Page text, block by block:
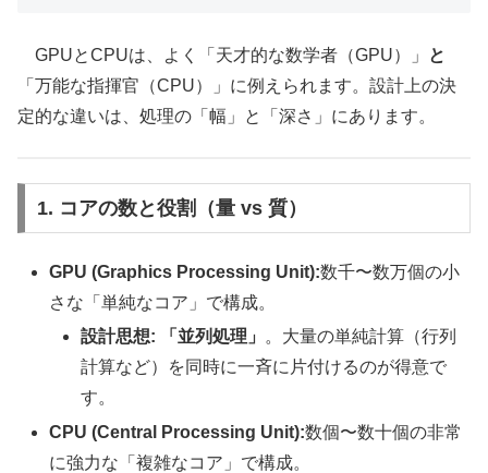
GPUとCPUは、よく「天才的な数学者（GPU）」
と
「万能な指揮官（CPU）」に例えられます。設計上の決
定的な違いは、処理の「幅」と「深さ」にあります。
1. コアの数と役割（量 vs 質）
GPU (Graphics Processing Unit):数千〜数万個の小
さな「単純なコア」で構成。
設計思想:
「並列処理」 。大量の単純計算（行列
計算など）を同時に一斉に片付けるのが得意で
す。
CPU (Central Processing Unit):数個〜数十個の非常
に強力な「複雑なコア」で構成。